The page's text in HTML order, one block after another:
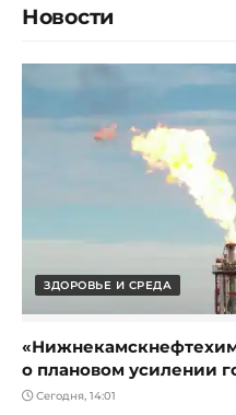
Новости
ЗДОРОВЬЕ И СРЕДА
о плановом усилении
Сегодня, 14:01